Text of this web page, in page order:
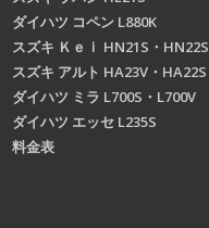
ダイハツ コペン L880K
スズキ Ｋｅｉ HN21S・HN22S
スズキ アルト HA23V・HA22S
ダイハツ ミラ L700S・L700V
ダイハツ エッセ L235S
料金表